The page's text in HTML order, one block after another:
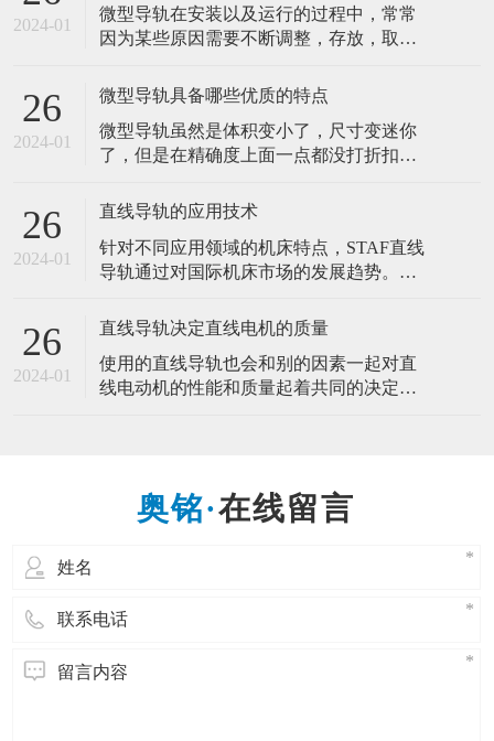
态，以防止因错误操作造成的上银直线导
轨损坏。那么，我们要怎么做，才能提高
规定 自
2024-01
微型导轨在安装以及运行的过程中，常常
因为某些原因需要不断调整，存放，取
今天，我们就来说说微型导轨维护需要注
意的几个问题。 1.直线导轨在出厂前，导
轨表层已经四周涂上了防锈油，如果在安
装的时候，有对导轨做过清洗，请在床台
上润滑剂
26
2024-01
微型导轨具备哪些优质的特点
微型导轨虽然是体积变小了，尺寸变迷你
了，但是在精确度上面一点都没打折扣
准度十足。 打个比方说吧，微型手术的创
易。这是医疗行业的微型手术的发展，是
适合人类需求的发展。而微型导轨的产生
26
2024-01
直线导轨的应用技术
针对不同应用领域的机床特点，STAF直线
导轨通过对国际机床市场的发展趋势。开
业的高速化、高精度化、环保省能源化发
动支承，直线导轨副一般由导轨、滑块、
反向器、滚动体和坚持器等组成。能以滑
26
2024-01
直线导轨决定直线电机的质量
使用的直线导轨也会和别的因素一起对直
线电动机的性能和质量起着共同的决定性
的调节精度并精确的定位。直线电动机的
在线留言